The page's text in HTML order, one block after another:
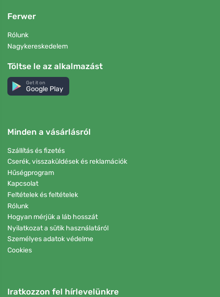
Ferwer
Rólunk
Nagykereskedelem
Töltse le az alkalmazást
Get it on
Google Play
Minden a vásárlásról
Szállítás és fizetés
Cserék, visszaküldések és reklamációk
Hűségprogram
Kapcsolat
Feltételek és feltételek
Rólunk
Hogyan mérjük a láb hosszát
Nyilatkozat a sütik használatáról
Személyes adatok védelme
Cookies
Iratkozzon fel hírlevelünkre